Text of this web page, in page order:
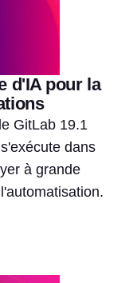
d'IA pour la
GitLab 19.1
dans
à grande